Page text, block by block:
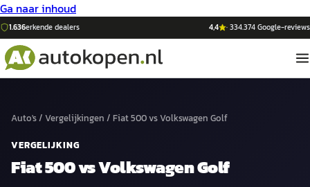
Ga naar inhoud
1.636erkende dealers 4,4 ·334.374Google-reviews
Auto's/ Vergelijkingen / Fiat 500vsVolkswagen Golf
VERGELIJKING
Fiat 500vsVolkswagen Golf